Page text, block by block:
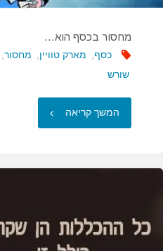
מחסור בכסף הוא…
כסף, מארק טוויין, מחסור,
שורש
המשך קריאה "מחסור
הוא…"